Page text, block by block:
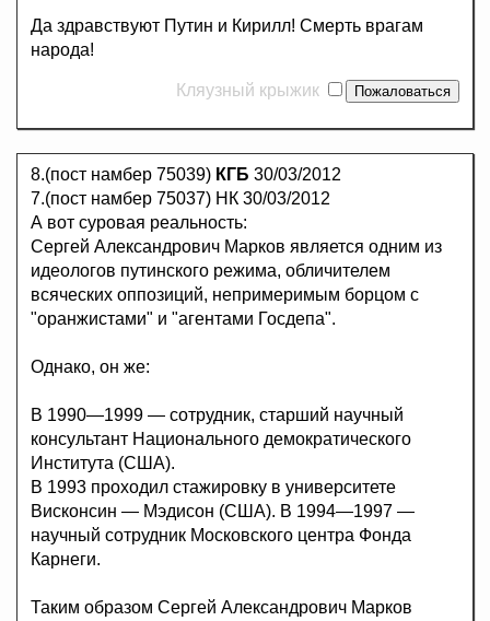
Да здравствуют Путин и Кирилл! Смерть врагам
народа!
Кляузный крыжик
8.(пост намбер 75039) КГБ 30/03/2012
7.(пост намбер 75037) НК 30/03/2012
А вот суровая реальность:
Сергей Александрович Марков является одним из
идеологов путинского режима, обличителем
всяческих оппозиций, непримеримым борцом с
"оранжистами" и "агентами Госдепа".
Однако, он же:
В 1990—1999 — сотрудник, старший научный
консультант Национального демократического
Института (США).
В 1993 проходил стажировку в университете
Висконсин — Мэдисон (США). В 1994—1997 —
научный сотрудник Московского центра Фонда
Карнеги.
Таким образом Сергей Александрович Марков